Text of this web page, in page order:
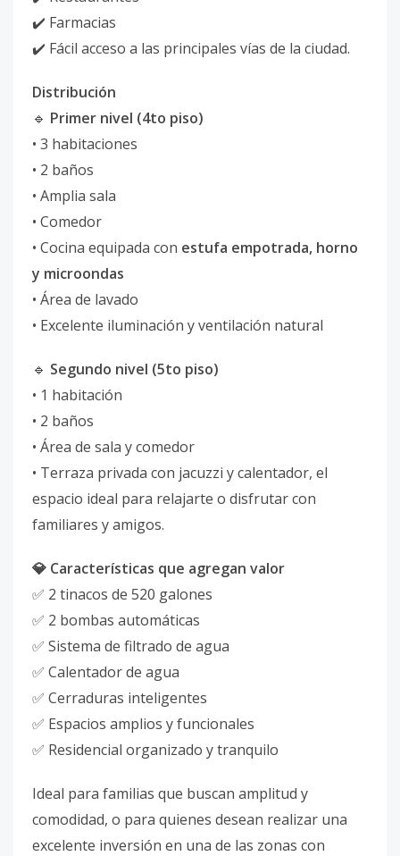
✔️ Farmacias
✔️ Fácil acceso a las principales vías de la ciudad.
Distribución
🔹 Primer nivel (4to piso)
• 3 habitaciones
• 2 baños
• Amplia sala
• Comedor
• Cocina equipada con estufa empotrada, horno
y microondas
• Área de lavado
• Excelente iluminación y ventilación natural
🔹 Segundo nivel (5to piso)
• 1 habitación
• 2 baños
• Área de sala y comedor
• Terraza privada con jacuzzi y calentador, el
espacio ideal para relajarte o disfrutar con
familiares y amigos.
💎 Características que agregan valor
✅ 2 tinacos de 520 galones
✅ 2 bombas automáticas
✅ Sistema de filtrado de agua
✅ Calentador de agua
✅ Cerraduras inteligentes
✅ Espacios amplios y funcionales
✅ Residencial organizado y tranquilo
Ideal para familias que buscan amplitud y
comodidad, o para quienes desean realizar una
excelente inversión en una de las zonas con